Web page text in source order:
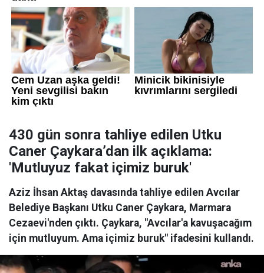
430 gün sonra tahliye edilen Utku
Caner Çaykara’dan ilk açıklama:
'Mutluyuz fakat içimiz buruk'
Aziz İhsan Aktaş davasında tahliye edilen Avcılar
Belediye Başkanı Utku Caner Çaykara, Marmara
Cezaevi'nden çıktı. Çaykara, "Avcılar'a kavuşacağım
için mutluyum. Ama içimiz buruk" ifadesini kullandı.